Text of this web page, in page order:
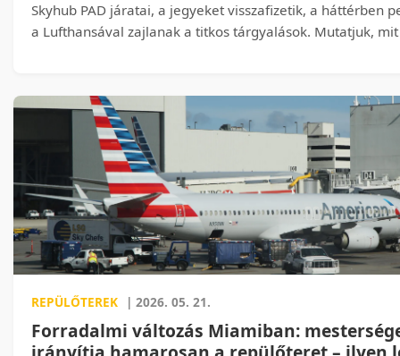
Skyhub PAD járatai, a jegyeket visszafizetik, a háttérben
a Lufthansával zajlanak a titkos tárgyalások. Mutatjuk,
REPÜLŐTEREK | 2026. 05. 21.
Forradalmi változás Miamiban: